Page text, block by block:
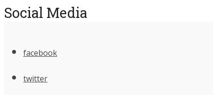
Social Media
facebook
twitter